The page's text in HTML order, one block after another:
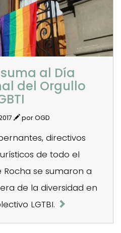
al Día
del Orgullo
por OGD
directivos
de todo el
se sumaron a
de la diversidad en
LGTBI.